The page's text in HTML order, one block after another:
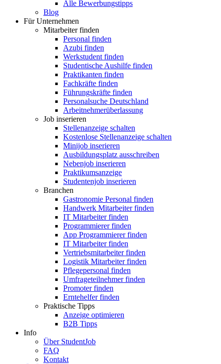
Alle Bewerbungstipps
Blog
Für Unternehmen
Mitarbeiter finden
Personal finden
Azubi finden
Werkstudent finden
Studentische Aushilfe finden
Praktikanten finden
Fachkräfte finden
Führungskräfte finden
Personalsuche Deutschland
Arbeitnehmerüberlassung
Job inserieren
Stellenanzeige schalten
Kostenlose Stellenanzeige schalten
Minijob inserieren
Ausbildungsplatz ausschreiben
Nebenjob inserieren
Praktikumsanzeige
Studentenjob inserieren
Branchen
Gastronomie Personal finden
Handwerk Mitarbeiter finden
IT Mitarbeiter finden
Programmierer finden
App Programmierer finden
IT Mitarbeiter finden
Vertriebsmitarbeiter finden
Logistik Mitarbeiter finden
Pflegepersonal finden
Umfrageteilnehmer finden
Promoter finden
Erntehelfer finden
Praktische Tipps
Anzeige optimieren
B2B Tipps
Info
Über StudentJob
FAQ
Kontakt